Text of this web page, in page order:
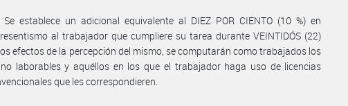
Se establece un adicional equivalente al DIEZ POR CIENTO (10 %) en
al trabajador que cumpliere su tarea durante VEINTIDÓS (22)
efectos de la percepción del mismo, se computarán como trabajados los
laborables y aquéllos en los que el trabajador haga uso de licencias
que les correspondieren.